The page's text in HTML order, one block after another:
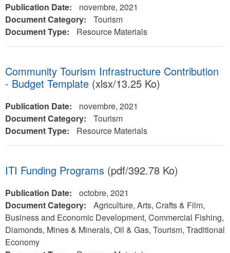
Publication Date:
novembre, 2021
Document Category:
Tourism
Document Type:
Resource Materials
Community Tourism Infrastructure Contribution
- Budget Template (xlsx/13.25 Ko)
Publication Date:
novembre, 2021
Document Category:
Tourism
Document Type:
Resource Materials
ITI Funding Programs (pdf/392.78 Ko)
Publication Date:
octobre, 2021
Document Category:
Agriculture, Arts, Crafts & Film,
Business and Economic Development, Commercial Fishing,
Diamonds, Mines & Minerals, Oil & Gas, Tourism, Traditional
Economy